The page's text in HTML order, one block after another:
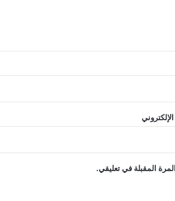
المقبلة في تعليقي.